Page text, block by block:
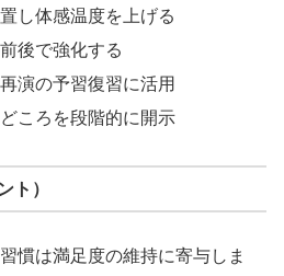
し体感温度を上げる
後で強化する
演の予習復習に活用
ころを段階的に開示
ト）
慣は満足度の維持に寄与しま